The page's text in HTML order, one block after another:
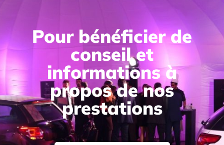
Pour bénéficier de
conseil et
informations à
propos de nos
prestations